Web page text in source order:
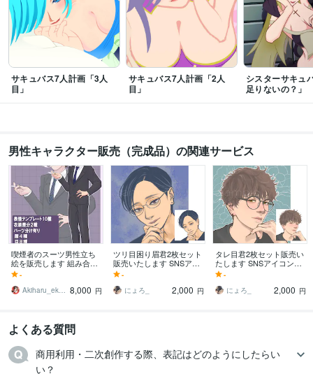
サキュバス7人計画「3人
目」
サキュバス7人計画「2人
目」
シスターサキュ
足りないの？」
男性キャラクター販売（完成品）の関連サービス
喫煙者のスーツ男性立ち
絵を販売します 組み合わ
せ自由！TRPGや動画の立
ち絵素材などに
-
Akiharu_ekaki 8,000 円
ツリ目困り眉君2枚セット
販売いたします SNSアイ
コン、サムネなどにすぐ
使えるイラスト完成品で
す
-
にょろ_
2,000 円
タレ目君2枚セット販売い
たします SNSアイコン、
サムネなどにすぐ使える
イラスト完成品です
-
にょろ_
2,000 円
よくある質問
商用利用・二次創作する際、表記はどのようにしたらい
い？